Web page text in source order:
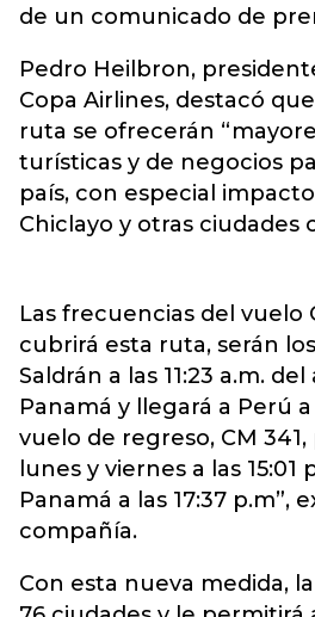
de un comunicado de
Pedro Heilbron,
Copa Airlines, destacó
ruta se ofrecerán
turísticas y de negocios
país, con especial
Chiclayo y otras ciudades
Las frecuencias del vuelo
cubrirá esta ruta, serán
Saldrán a las 11:23 a.m.
Panamá y llegará a Perú a
vuelo de regreso, CM
lunes y viernes a las 15:01
Panamá a las 17:37 p.m”,
compañía.
Con esta nueva medida,